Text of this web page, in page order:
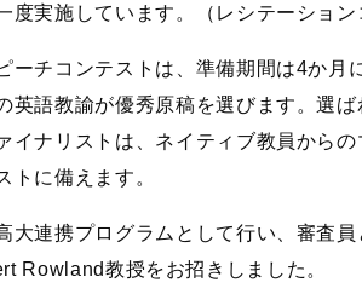
度実施しています。（レシテーショ
ーチコンテストは、準備期間は4か月
英語教諭が優秀原稿を選びます。選
イナリストは、ネイティブ教員から
トに備えます。
大連携プログラムとして行い、審査
Rowland教授をお招きしました。